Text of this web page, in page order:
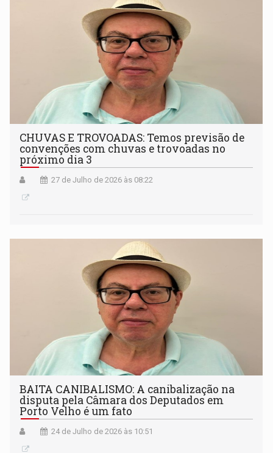
CHUVAS E TROVOADAS: Temos previsão de
convenções com chuvas e trovoadas no
próximo dia 3
27 de Julho de 2026 às 08:22
BAITA CANIBALISMO: A canibalização na
disputa pela Câmara dos Deputados em
Porto Velho é um fato
24 de Julho de 2026 às 10:51